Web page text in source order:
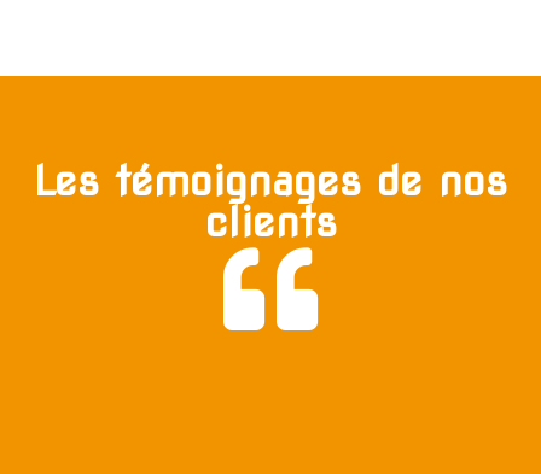
Les témoignages de nos
clients